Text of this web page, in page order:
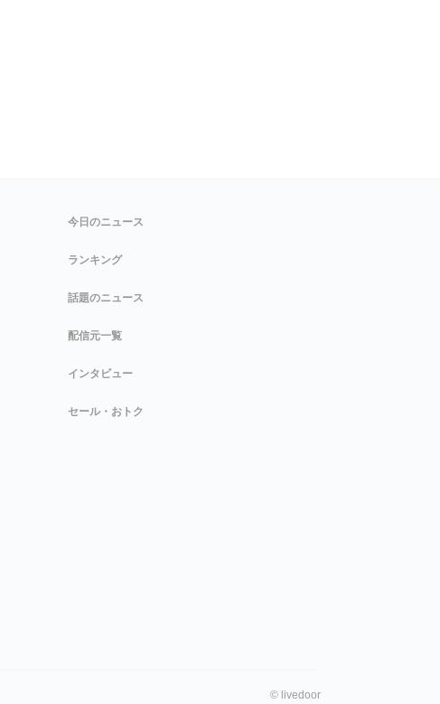
今日のニュース
ランキング
話題のニュース
配信元一覧
インタビュー
セール・おトク
© livedoor